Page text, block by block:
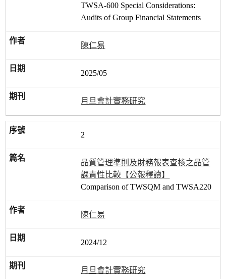
TWSA-600 Special Considerations:
Audits of Group Financial Statements
陳仁易
2025/05
月旦會計實務研究
2
品質管理準則及財務報表查核之品管
課責性比較【公報釋讀】
Comparison of TWSQM and TWSA220
陳仁易
2024/12
月旦會計實務研究